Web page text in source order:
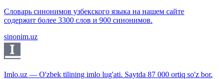
Словарь синонимов узбекского языка на нашем сайте
содержит более 3300 слов и 900 синонимов.
sinonim.uz
Imlo.uz — O'zbek tilining imlo lug'ati. Saytda 87 000 ortiq so'z bor.